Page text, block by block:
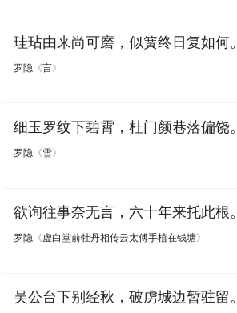
珪玷由来尚可磨，似簧终日复如何。
罗隐《言》
细玉罗纹下碧霄，杜门颜巷落偏饶。
罗隐《雪》
欲询往事奈无言，六十年来托此根。
罗隐《虚白堂前牡丹相传云太傅手植在钱塘》
吴公台下别经秋，破虏城边暂驻留。